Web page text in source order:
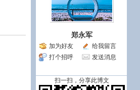
郑永军
加为好友
给我留言
打个招呼
发送消息
扫一扫，分享此博文